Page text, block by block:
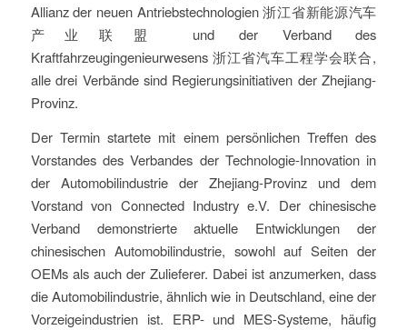
Allianz der neuen Antriebstechnologien 浙江省新能源汽车
产业联盟 und der Verband des
Kraftfahrzeugingenieurwesens 浙江省汽车工程学会联合,
alle drei Verbände sind Regierungsinitiativen der Zhejiang-
Provinz.
Der Termin startete mit einem persönlichen Treffen des
Vorstandes des Verbandes der Technologie-Innovation in
der Automobilindustrie der Zhejiang-Provinz und dem
Vorstand von Connected Industry e.V. Der chinesische
Verband demonstrierte aktuelle Entwicklungen der
chinesischen Automobilindustrie, sowohl auf Seiten der
OEMs als auch der Zulieferer. Dabei ist anzumerken, dass
die Automobilindustrie, ähnlich wie in Deutschland, eine der
Vorzeigeindustrien ist. ERP- und MES-Systeme, häufig